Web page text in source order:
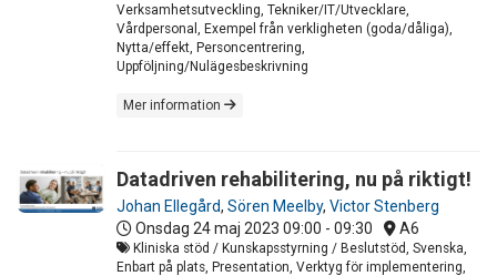
Verksamhetsutveckling, Tekniker/IT/Utvecklare,
Vårdpersonal, Exempel från verkligheten (goda/dåliga),
Nytta/effekt, Personcentrering,
Uppföljning/Nulägesbeskrivning
Mer information
Datadriven rehabilitering, nu på riktigt!
Johan Ellegård, Sören Meelby, Victor Stenberg
Onsdag 24 maj 2023 09:00 - 09:30 A6
Kliniska stöd / Kunskapsstyrning / Beslutstöd, Svenska,
Enbart på plats, Presentation, Verktyg för implementering,